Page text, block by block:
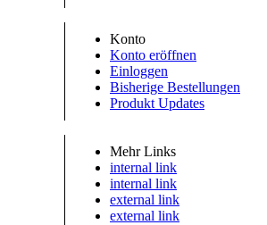
Konto
Konto eröffnen
Einloggen
Bisherige Bestellungen
Produkt Updates
Mehr Links
internal link
internal link
external link
external link